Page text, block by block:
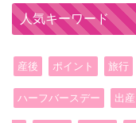
人気キーワード
産後 ポイント 旅行
ハーフバースデー 出産